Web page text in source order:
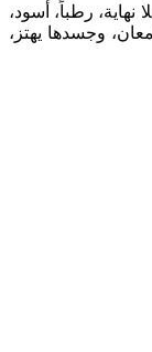
رطباً، أسود،
وجسدها يهتز،